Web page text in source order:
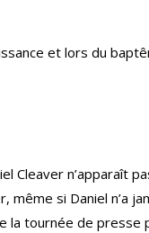
et lors du
Cleaver n’apparaît
si Daniel n’a
la tournée de presse